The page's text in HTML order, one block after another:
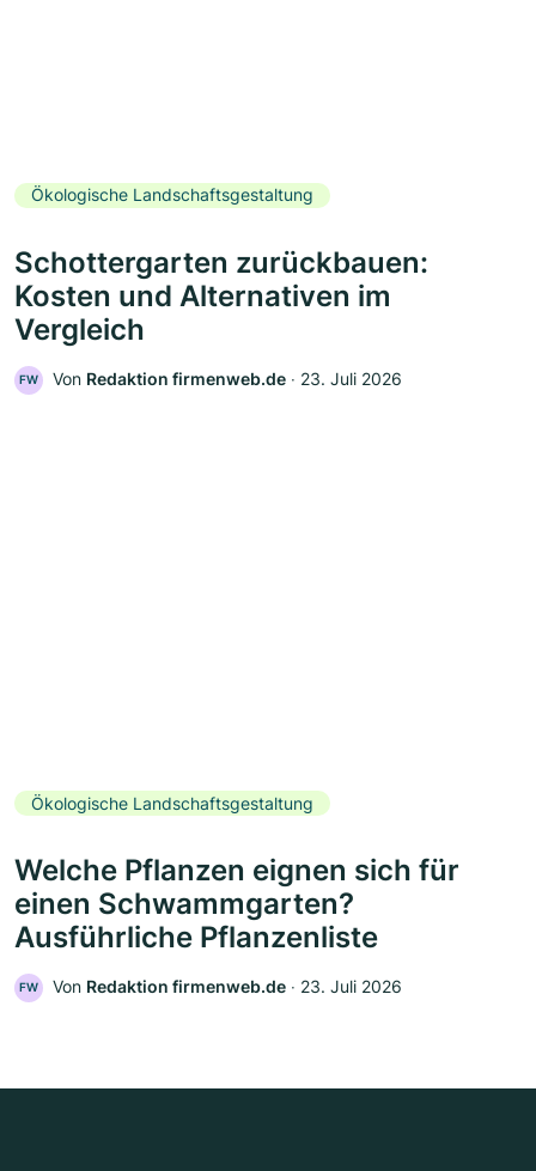
Ökologische Landschaftsgestaltung
Schottergarten zurückbauen:
Kosten und Alternativen im
Vergleich
FW Von Redaktion firmenweb.de ‧ 23. Juli 2026
Ökologische Landschaftsgestaltung
Welche Pflanzen eignen sich für
einen Schwammgarten?
Ausführliche Pflanzenliste
FW Von Redaktion firmenweb.de ‧ 23. Juli 2026